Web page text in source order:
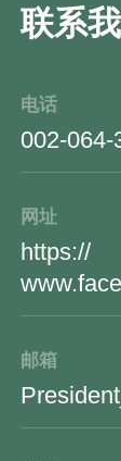
联系
电话
002-064-
网址
https://
邮箱